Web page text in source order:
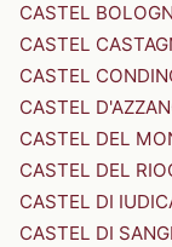
CASTEL
CASTEL
CASTEL
CASTEL
CASTEL DEL
CASTEL DEL RIO
CASTEL DI
CASTEL DI